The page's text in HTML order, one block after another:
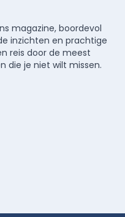
magazine, boordevol
inzichten en prachtige
reis door de meest
die je niet wilt missen.